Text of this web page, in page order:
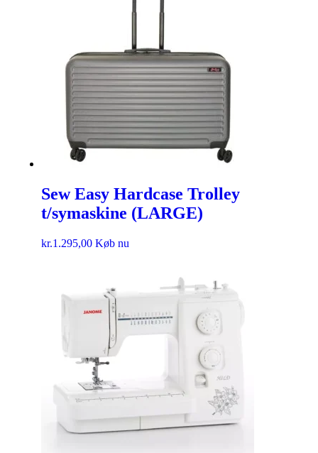
Sew Easy Hardcase Trolley
t/symaskine (LARGE)
kr.1.295,00 Køb nu